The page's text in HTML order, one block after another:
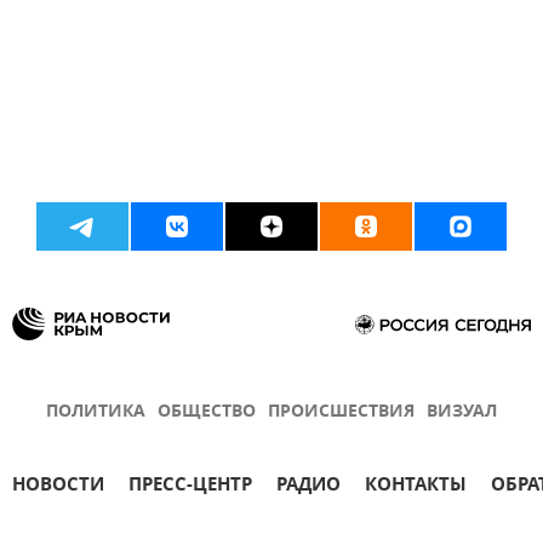
ПОЛИТИКА ОБЩЕСТВО ПРОИСШЕСТВИЯ ВИЗУАЛ
НОВОСТИ ПРЕСС-ЦЕНТР РАДИО КОНТАКТЫ